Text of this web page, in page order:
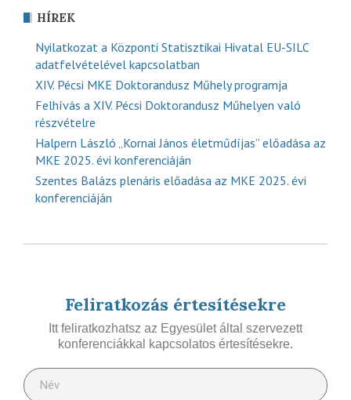
HÍREK
Nyilatkozat a Központi Statisztikai Hivatal EU-SILC
adatfelvételével kapcsolatban
XIV. Pécsi MKE Doktorandusz Műhely programja
Felhívás a XIV. Pécsi Doktorandusz Műhelyen való
részvételre
Halpern László „Kornai János életműdíjas” előadása az
MKE 2025. évi konferenciáján
Szentes Balázs plenáris előadása az MKE 2025. évi
konferenciáján
Feliratkozás értesítésekre
Itt feliratkozhatsz az Egyesület által szervezett
konferenciákkal kapcsolatos értesítésekre.